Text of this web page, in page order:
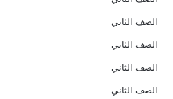
الصف الثاني
الصف الثاني
الصف الثاني
الصف الثاني